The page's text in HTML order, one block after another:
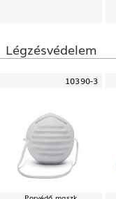
Légzésvédelem
10390-3